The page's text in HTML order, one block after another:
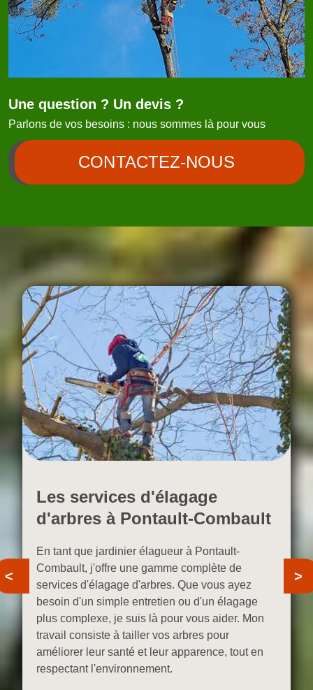
Une question ? Un devis ?
Parlons de vos besoins : nous sommes là pour vous
CONTACTEZ-NOUS
Previous
Les services d'élagage
d'arbres à Pontault-Combault
En tant que jardinier élagueur à Pontault-
Combault, j'offre une gamme complète de
services d'élagage d'arbres. Que vous ayez
besoin d'un simple entretien ou d'un élagage
plus complexe, je suis là pour vous aider. Mon
travail consiste à tailler vos arbres pour
améliorer leur santé et leur apparence, tout en
respectant l'environnement.